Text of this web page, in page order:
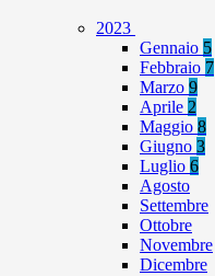
2023
Gennaio 5
Febbraio 7
Marzo 9
Aprile 2
Maggio 8
Giugno 3
Luglio 6
Agosto
Settembre
Ottobre
Novembre
Dicembre